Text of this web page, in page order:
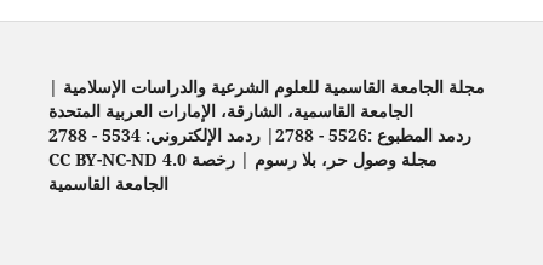
مجلة الجامعة القاسمية للعلوم الشرعية والدراسات الإسلامية |
الجامعة القاسمية، الشارقة، الإمارات العربية المتحدة
ردمد المطبوع :5526 - 2788| ردمد الإلكتروني: 5534 - 2788
مجلة وصول حر، بلا رسوم | رخصة CC BY-NC-ND 4.0
الجامعة القاسمية